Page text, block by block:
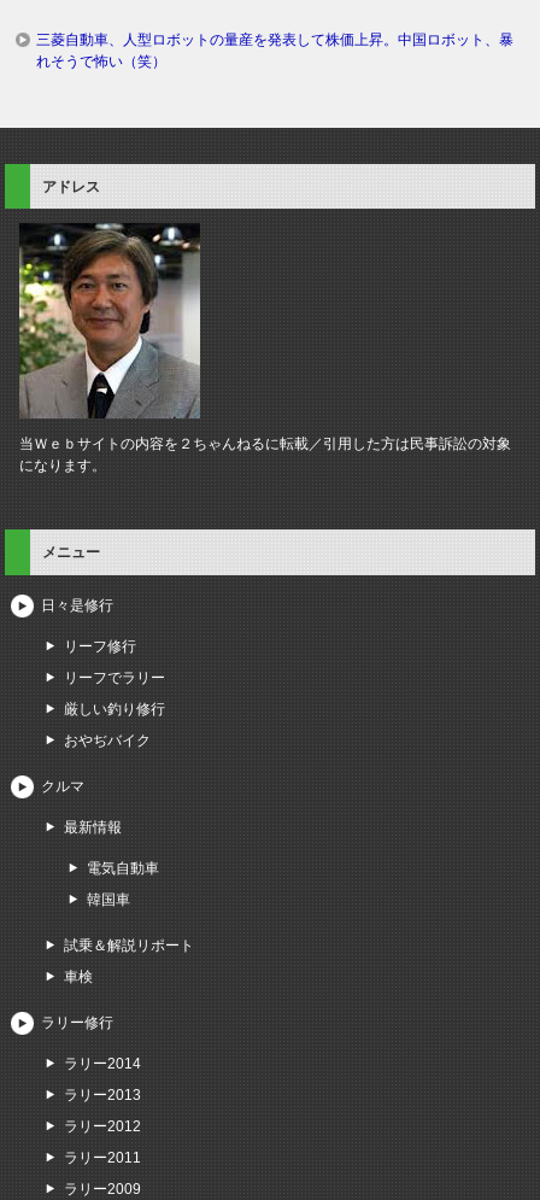
三菱自動車、人型ロボットの量産を発表して株価上昇。中国ロボット、暴
れそうで怖い（笑）
アドレス
当Ｗｅｂサイトの内容を２ちゃんねるに転載／引用した方は民事訴訟の対象
になります。
メニュー
日々是修行
リーフ修行
リーフでラリー
厳しい釣り修行
おやぢバイク
クルマ
最新情報
電気自動車
韓国車
試乗＆解説リポート
車検
ラリー修行
ラリー2014
ラリー2013
ラリー2012
ラリー2011
ラリー2009